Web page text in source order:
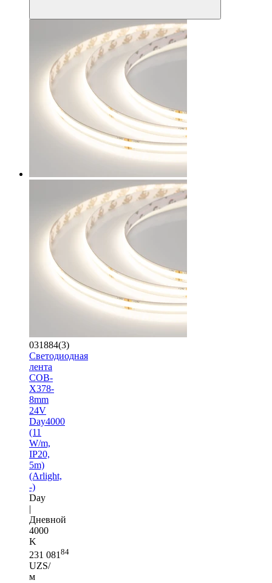
031884(3)
Светодиодная
лента
COB-
X378-
8mm
24V
Day4000
(11
W/m,
IP20,
5m)
(Arlight,
-)
Day
|
Дневной
4000
K
231 081 84
UZS/
м